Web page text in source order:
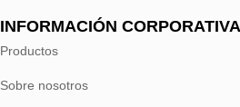
INFORMACIÓN CORPORATIVA
Productos
Sobre nosotros